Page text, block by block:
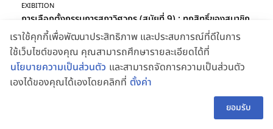
EXIBITION
การเลือกตั้งกรรมการสภาวิศวกร (สมัยที่ 9) : ทุกสิทธิ์ของสมาชิก
คือพลังขับเคลื่อนอนาคตวิศวกรไทย
INDUSTRY NEWS
รู้จักทีมวิศวกรสีเขียว ผู้สมัครเลือกตั้งกรรมการสภาวิศวกร (สมัยที่
9) กับวิสัยทัศน์ “วิศวกรยุคใหม่ ใส่ใจวิชาชีพ พัฒนาสังคมอย่าง
เราใช้คุกกี้เพื่อพัฒนาประสิทธิภาพ และประสบการณ์ที่ดีในการ
ใช้เว็บไซต์ของคุณ คุณสามารถศึกษารายละเอียดได้ที่
นโยบายความเป็นส่วนตัว และสามารถจัดการความเป็นส่วนตัว
เองได้ของคุณได้เองโดยคลิกที่ ตั้งค่า
ยอมรับ